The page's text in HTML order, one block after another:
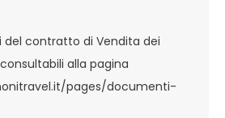
del contratto di Vendita dei
alla pagina
pages/documenti-